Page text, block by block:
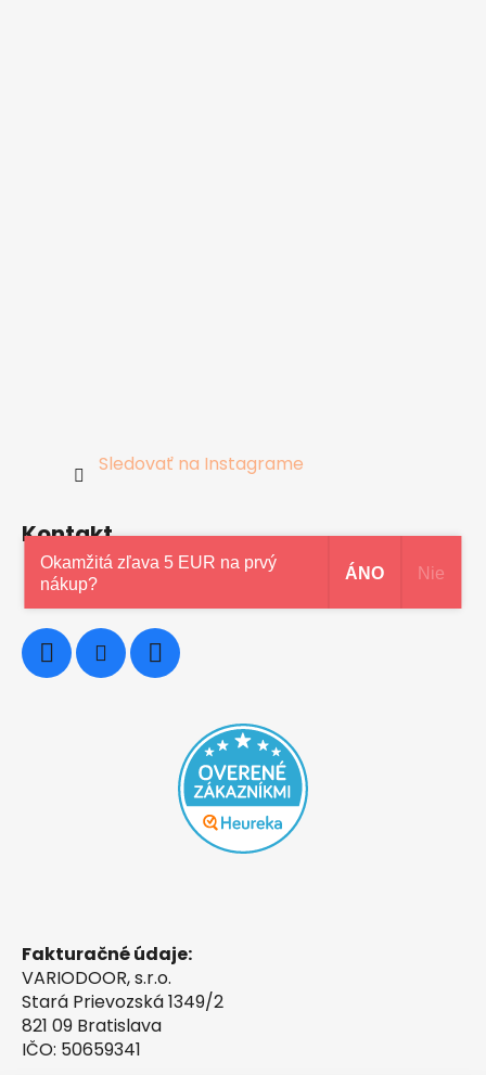
Sledovať na Instagrame
Kontakt
0948997914
Fakturačné údaje:
VARIODOOR, s.r.o.
Stará Prievozská 1349/2
821 09 Bratislava
IČO: 50659341
Okamžitá zľava 5 EUR na prvý
nákup?
ÁNO Nie